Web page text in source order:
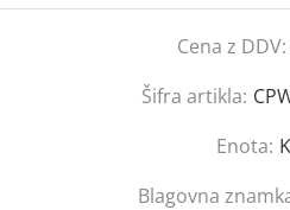
Cena z DDV:
Šifra artikla:
Enota:
Blagovna